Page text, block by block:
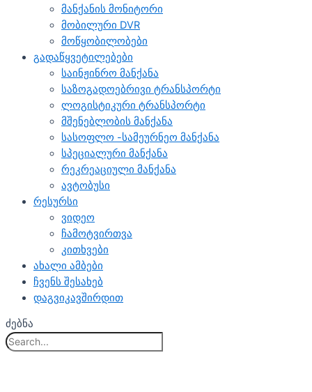
მანქანის მონიტორი
მობილური DVR
მოწყობილობები
გადაწყვეტილებები
საინჟინრო მანქანა
საზოგადოებრივი ტრანსპორტი
ლოგისტიკური ტრანსპორტი
მშენებლობის მანქანა
სასოფლო -სამეურნეო მანქანა
სპეციალური მანქანა
რეკრეაციული მანქანა
ავტობუსი
რესურსი
ვიდეო
ჩამოტვირთვა
კითხვები
ახალი ამბები
ჩვენს შესახებ
დაგვიკავშირდით
ძებნა